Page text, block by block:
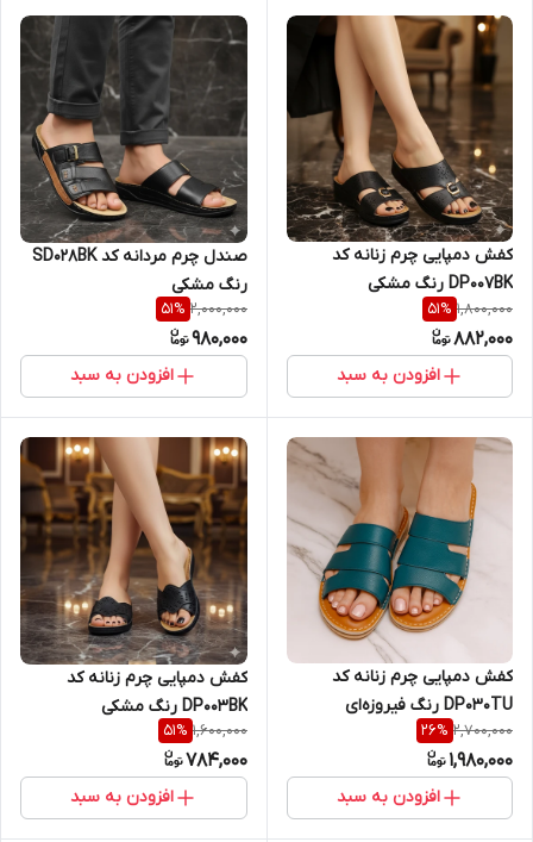
کفش دمپایی چرم زنانه کد
DP007BK رنگ مشکی
1,800,000
51%
882,000
افزودن به سبد
صندل چرم مردانه کد SD028BK
رنگ مشکی
2,000,000
51%
980,000
افزودن به سبد
کفش دمپایی چرم زنانه کد
DP030TU رنگ فیروزه‌ای
2,700,000
26%
1,980,000
افزودن به سبد
کفش دمپایی چرم زنانه کد
DP003BK رنگ مشکی
1,600,000
51%
784,000
افزودن به سبد